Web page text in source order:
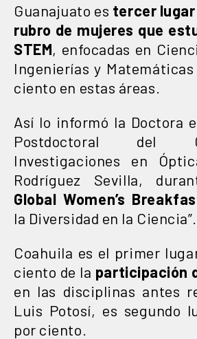
Guanajuato es tercer
rubro de mujeres que
STEM, enfocadas en
Ingenierías y
ciento en estas áreas.
Así lo informó la Doctora
Postdoctoral del
Investigaciones en
Rodríguez Sevilla,
Global Women’s
la Diversidad en la Ciencia”.
Coahuila es el primer
ciento de la participación
en las disciplinas antes
Luis Potosí, es segundo
por ciento.